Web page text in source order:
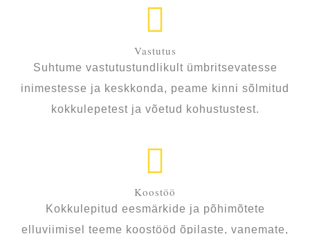
Vastutus
Suhtume vastutustundlikult ümbritsevatesse
inimestesse ja keskkonda, peame kinni sõlmitud
kokkulepetest ja võetud kohustustest.
Koostöö
Kokkulepitud eesmärkide ja põhimõtete
elluviimisel teeme koostööd õpilaste, vanemate,